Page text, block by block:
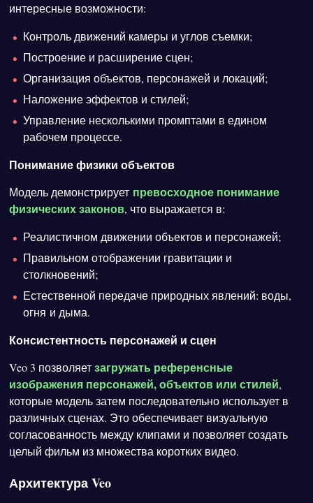
интересные возможности:
Контроль движений камеры и углов съемки;
Построение и расширение сцен;
Организация объектов, персонажей и локаций;
Наложение эффектов и стилей;
Управление несколькими промптами в едином
рабочем процессе.
Понимание физики объектов
Модель демонстрирует превосходное понимание
физических законов, что выражается в:
Реалистичном движении объектов и персонажей;
Правильном отображении гравитации и
столкновений;
Естественной передаче природных явлений: воды,
огня и дыма.
Консистентность персонажей и сцен
Veo 3 позволяетзагружать референсные
изображения персонажей, объектов или стилей,
которые модель затем последовательно использует в
различных сценах. Это обеспечивает визуальную
согласованность между клипами и позволяет создать
целый фильм из множества коротких видео.
Архитектура Veo